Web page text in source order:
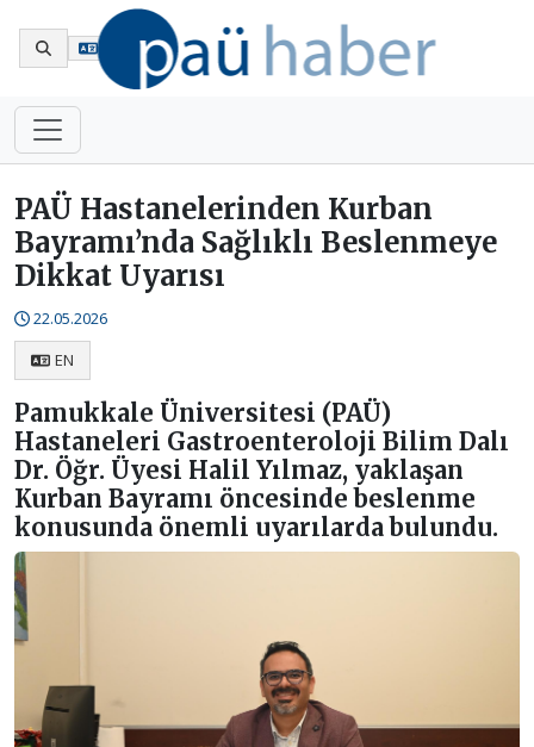
PAÜ Hastanelerinden Kurban
Bayramı’nda Sağlıklı Beslenmeye
Dikkat Uyarısı
22.05.2026
EN
Pamukkale Üniversitesi (PAÜ)
Hastaneleri Gastroenteroloji Bilim Dalı
Dr. Öğr. Üyesi Halil Yılmaz, yaklaşan
Kurban Bayramı öncesinde beslenme
konusunda önemli uyarılarda bulundu.